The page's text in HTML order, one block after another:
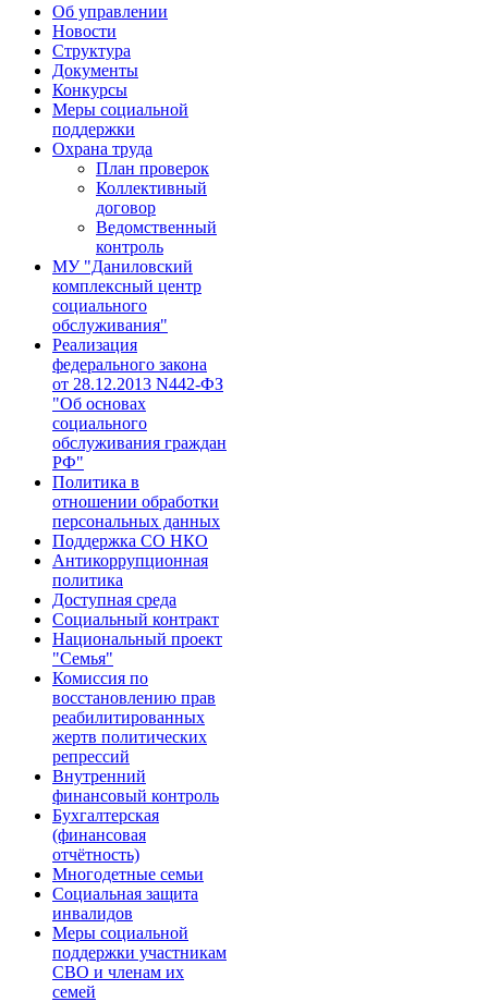
Об управлении
Новости
Структура
Документы
Конкурсы
Меры социальной
поддержки
Охрана труда
План проверок
Коллективный
договор
Ведомственный
контроль
МУ "Даниловский
комплексный центр
социального
обслуживания"
Реализация
федерального закона
от 28.1​2.2013 N442-ФЗ
"Об основах
социального
обслуживания граждан
РФ"​
Политика в
отношении обработки
персональных данных
Поддержка СО НКО
Антикоррупционная
политика
Доступная среда
Социальный контракт
Национальный проект
"Семья"
Комиссия по
восстановлению прав
реабилитированных
жертв политических
репрессий
Внутренний
финансовый контроль
Бухгалтерская
(финансовая
отчётность)
Многодетные семьи
Cоциальная защита
инвалидов
Меры социальной
поддержки участникам
СВО и членам их
семей